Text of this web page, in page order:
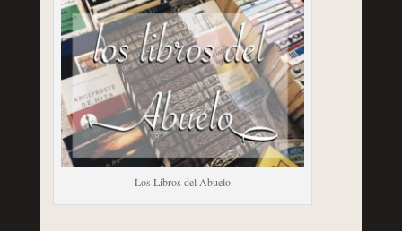
Los Libros del Abuelo